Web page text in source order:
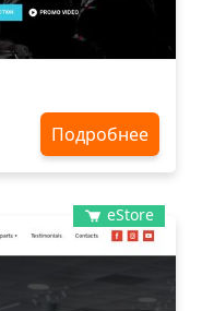
Подробнее
eStore